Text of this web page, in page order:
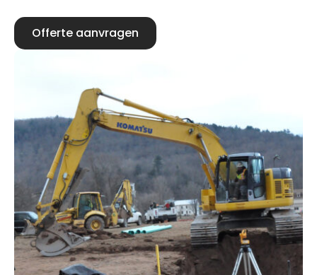
Offerte aanvragen